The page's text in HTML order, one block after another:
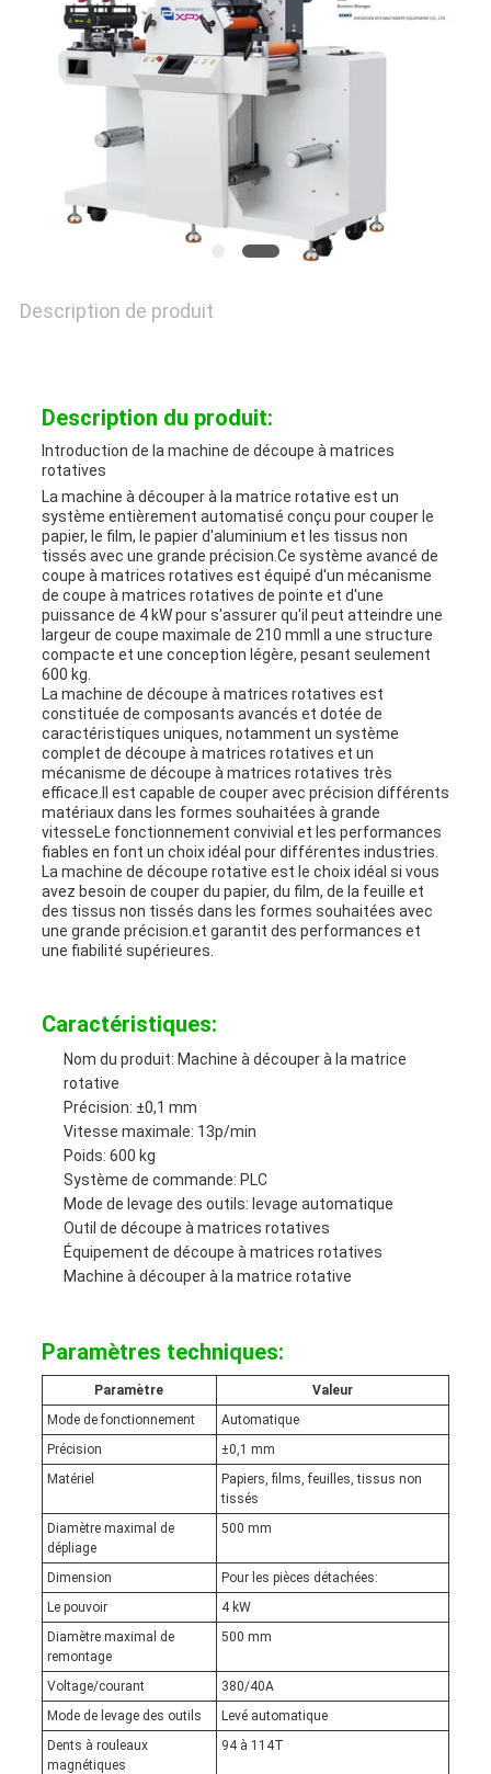
NOUS
CONTACTER
NOUVELLES
AFFAIRES
PLAN
SITE
POLITIQUE
CONFIDENTIALITÉ
Description de produit
Description du produit:
Introduction de la machine de découpe à matrices
rotatives
La machine à découper à la matrice rotative est un
système entièrement automatisé conçu pour couper le
papier, le film, le papier d'aluminium et les tissus non
tissés avec une grande précision.Ce système avancé de
coupe à matrices rotatives est équipé d'un mécanisme
de coupe à matrices rotatives de pointe et d'une
puissance de 4 kW pour s'assurer qu'il peut atteindre une
largeur de coupe maximale de 210 mmIl a une structure
compacte et une conception légère, pesant seulement
600 kg.
La machine de découpe à matrices rotatives est
constituée de composants avancés et dotée de
caractéristiques uniques, notamment un système
complet de découpe à matrices rotatives et un
mécanisme de découpe à matrices rotatives très
efficace.Il est capable de couper avec précision différents
matériaux dans les formes souhaitées à grande
vitesseLe fonctionnement convivial et les performances
fiables en font un choix idéal pour différentes industries.
La machine de découpe rotative est le choix idéal si vous
avez besoin de couper du papier, du film, de la feuille et
des tissus non tissés dans les formes souhaitées avec
une grande précision.et garantit des performances et
une fiabilité supérieures.
Caractéristiques:
Nom du produit: Machine à découper à la matrice
rotative
Précision: ±0,1 mm
Vitesse maximale: 13p/min
Poids: 600 kg
Système de commande: PLC
Mode de levage des outils: levage automatique
Outil de découpe à matrices rotatives
Équipement de découpe à matrices rotatives
Machine à découper à la matrice rotative
Paramètres techniques:
Paramètre
Valeur
Mode de fonctionnement
Automatique
Précision
±0,1 mm
Matériel
Papiers, films, feuilles, tissus non
tissés
Diamètre maximal de
dépliage
500 mm
Dimension
Pour les pièces détachées:
Le pouvoir
4 kW
Diamètre maximal de
remontage
500 mm
Voltage/courant
380/40A
Mode de levage des outils
Levé automatique
Dents à rouleaux
magnétiques
94 à 114T